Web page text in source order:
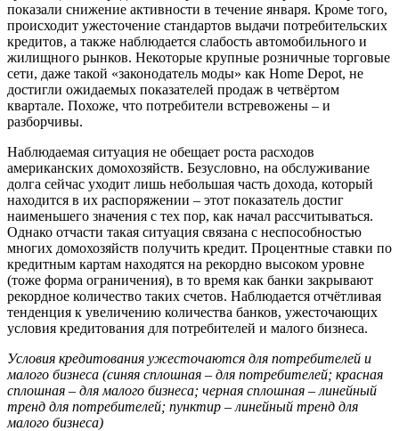
показали снижение активности в течение января. Кроме того,
происходит ужесточение стандартов выдачи потребительских
кредитов, а также наблюдается слабость автомобильного и
жилищного рынков. Некоторые крупные розничные торговые
сети, даже такой «законодатель моды» как Home Depot, не
достигли ожидаемых показателей продаж в четвёртом
квартале. Похоже, что потребители встревожены – и
разборчивы.
Наблюдаемая ситуация не обещает роста расходов
американских домохозяйств. Безусловно, на обслуживание
долга сейчас уходит лишь небольшая часть дохода, который
находится в их распоряжении – этот показатель достиг
наименьшего значения с тех пор, как начал рассчитываться.
Однако отчасти такая ситуация связана с неспособностью
многих домохозяйств получить кредит. Процентные ставки по
кредитным картам находятся на рекордно высоком уровне
(тоже форма ограничения), в то время как банки закрывают
рекордное количество таких счетов. Наблюдается отчётливая
тенденция к увеличению количества банков, ужесточающих
условия кредитования для потребителей и малого бизнеса.
Условия кредитования ужесточаются для потребителей и
малого бизнеса (синяя сплошная – для потребителей; красная
сплошная – для малого бизнеса; черная сплошная – линейный
тренд для потребителей; пунктир – линейный тренд для
малого бизнеса)